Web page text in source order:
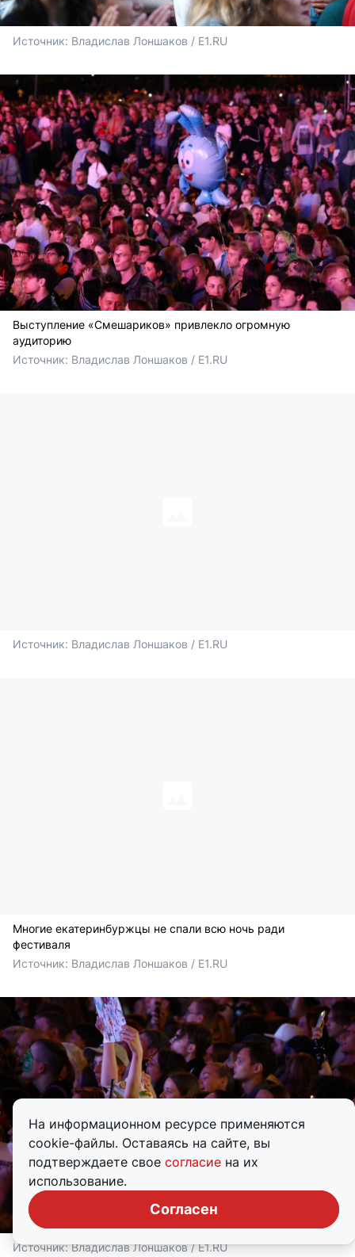
На информационном ресурсе применяются
cookie-файлы. Оставаясь на сайте, вы
подтверждаете свое согласие на их
использование.
Согласен
Источник: Владислав Лоншаков / E1.RU
Выступление «Смешариков» привлекло огромную
аудиторию
Источник: Владислав Лоншаков / E1.RU
Источник: Владислав Лоншаков / E1.RU
Многие екатеринбуржцы не спали всю ночь ради
фестиваля
Источник: Владислав Лоншаков / E1.RU
Источник: Владислав Лоншаков / E1.RU